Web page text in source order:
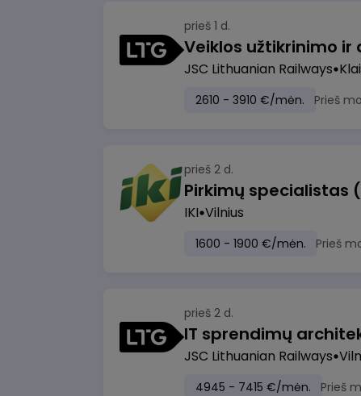
prieš 1 d.
JSC Lithuanian Railways
2610 - 3910 €/mėn. Prieš
prieš 2 d.
Pirkimų specialistas
IKI Vilnius
1600 - 1900 €/mėn. Prieš
prieš 2 d.
IT sprendimų
JSC Lithuanian Railways
4945 - 7415 €/mėn. Prieš